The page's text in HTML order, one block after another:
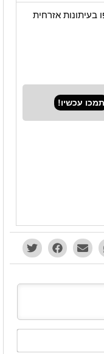
בעיתונות אזרחית
תמכו עכשיו!